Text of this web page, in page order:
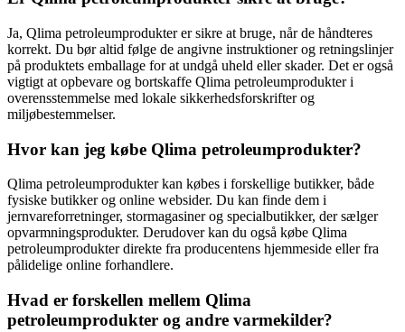
Ja, Qlima petroleumprodukter er sikre at bruge, når de håndteres
korrekt. Du bør altid følge de angivne instruktioner og retningslinjer
på produktets emballage for at undgå uheld eller skader. Det er også
vigtigt at opbevare og bortskaffe Qlima petroleumprodukter i
overensstemmelse med lokale sikkerhedsforskrifter og
miljøbestemmelser.
Hvor kan jeg købe Qlima petroleumprodukter?
Qlima petroleumprodukter kan købes i forskellige butikker, både
fysiske butikker og online websider. Du kan finde dem i
jernvareforretninger, stormagasiner og specialbutikker, der sælger
opvarmningsprodukter. Derudover kan du også købe Qlima
petroleumprodukter direkte fra producentens hjemmeside eller fra
pålidelige online forhandlere.
Hvad er forskellen mellem Qlima
petroleumprodukter og andre varmekilder?